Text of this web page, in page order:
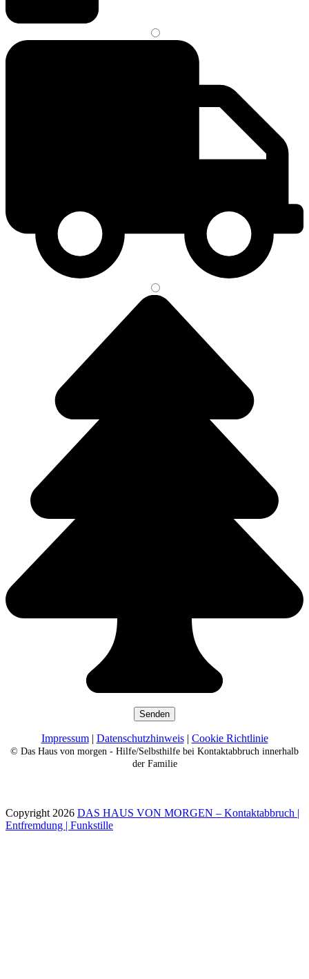
Impressum| Datenschutzhinweis| Cookie Richtlinie
© Das Haus von morgen - Hilfe/Selbsthilfe bei Kontaktabbruch innerhalb
der Familie
Copyright 2026 DAS HAUS VON MORGEN – Kontaktabbruch |
Entfremdung | Funkstille